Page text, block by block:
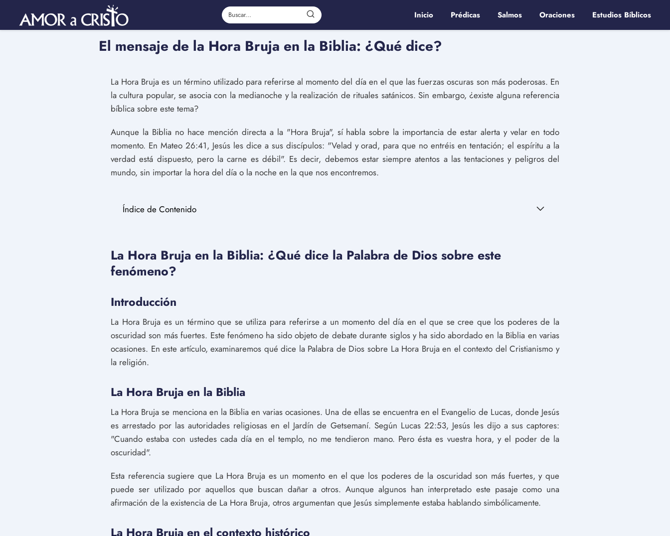
Inicio Prédicas Salmos Oraciones Estudios Bíblicos
El mensaje de la Hora Bruja en la Biblia: ¿Qué dice?
La Hora Bruja es un término utilizado para referirse al momento del día en el que las fuerzas oscuras son más poderosas. En
la cultura popular, se asocia con la medianoche y la realización de rituales satánicos. Sin embargo, ¿existe alguna referencia
bíblica sobre este tema?
Aunque la Biblia no hace mención directa a la "Hora Bruja", sí habla sobre la importancia de estar alerta y velar en todo
momento. En Mateo 26:41, Jesús les dice a sus discípulos: "Velad y orad, para que no entréis en tentación; el espíritu a la
verdad está dispuesto, pero la carne es débil". Es decir, debemos estar siempre atentos a las tentaciones y peligros del
mundo, sin importar la hora del día o la noche en la que nos encontremos.
Índice de Contenido
La Hora Bruja en la Biblia: ¿Qué dice la Palabra de Dios sobre este
fenómeno?
Introducción
La Hora Bruja es un término que se utiliza para referirse a un momento del día en el que se cree que los poderes de la
oscuridad son más fuertes. Este fenómeno ha sido objeto de debate durante siglos y ha sido abordado en la Biblia en varias
ocasiones. En este artículo, examinaremos qué dice la Palabra de Dios sobre La Hora Bruja en el contexto del Cristianismo y
la religión.
La Hora Bruja en la Biblia
La Hora Bruja se menciona en la Biblia en varias ocasiones. Una de ellas se encuentra en el Evangelio de Lucas, donde Jesús
es arrestado por las autoridades religiosas en el Jardín de Getsemaní. Según Lucas 22:53, Jesús les dijo a sus captores:
"Cuando estaba con ustedes cada día en el templo, no me tendieron mano. Pero ésta es vuestra hora, y el poder de la
oscuridad".
Esta referencia sugiere que La Hora Bruja es un momento en el que los poderes de la oscuridad son más fuertes, y que
puede ser utilizado por aquellos que buscan dañar a otros. Aunque algunos han interpretado este pasaje como una
afirmación de la existencia de La Hora Bruja, otros argumentan que Jesús simplemente estaba hablando simbólicamente.
La Hora Bruja en el contexto histórico